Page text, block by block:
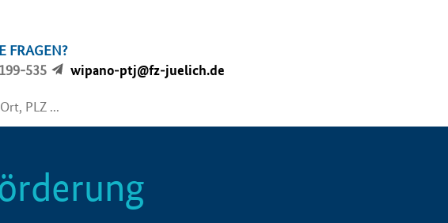
FRAGEN?
535
wipano-ptj@fz-juelich.de